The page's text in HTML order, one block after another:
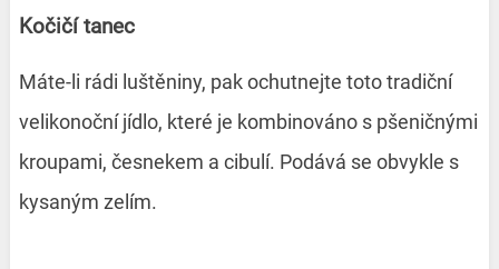
Kočičí tanec
Máte-li rádi luštěniny, pak ochutnejte toto tradiční
velikonoční jídlo, které je kombinováno s pšeničnými
kroupami, česnekem a cibulí. Podává se obvykle s
kysaným zelím.